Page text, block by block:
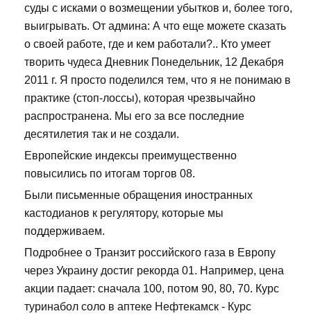
суды с исками о возмещении убытков и, более того,
выигрывать. От админа: А что еще можете сказать
о своей работе, где и кем работали?.. Кто умеет
творить чудеса Дневник Понедельник, 12 Декабря
2011 г. Я просто поделился тем, что я не понимаю в
практике (стоп-лоссы), которая чрезвычайно
распространена. Мы его за все последние
десятилетия так и не создали.
Европейские индексы преимущественно
повысились по итогам торгов 08.
Были письменные обращения иностранных
кастодианов к регулятору, которые мы
поддерживаем.
Подробнее о Транзит российского газа в Европу
через Украину достиг рекорда 01. Например, цена
акции падает: сначала 100, потом 90, 80, 70. Курс
туринабол соло в аптеке Нефтекамск - Курс